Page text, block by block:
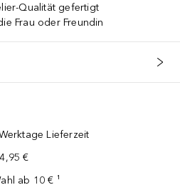
Qualität gefertigt
Frau oder Freundin
Lieferzeit
€
ab 10 € ¹